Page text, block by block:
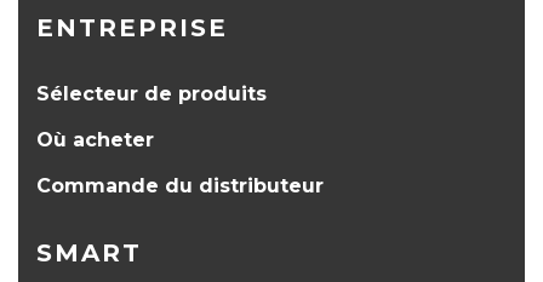
ENTREPRISE
Sélecteur de produits
Où acheter
Commande du distributeur
SMART